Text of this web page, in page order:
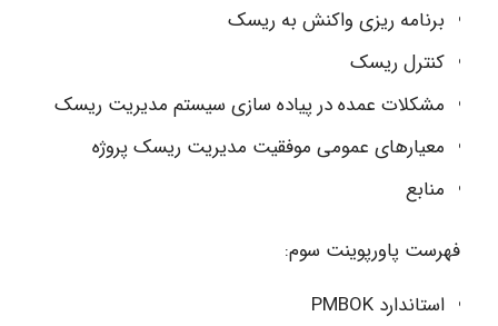
برنامه ریزی واکنش به ریسک
کنترل ریسک
مشکلات عمده در پیاده سازی سیستم مدیریت ریسک
معیارهای عمومی موفقیت مدیریت ریسک پروژه
منابع
فهرست پاورپوینت سوم:
استاندارد PMBOK